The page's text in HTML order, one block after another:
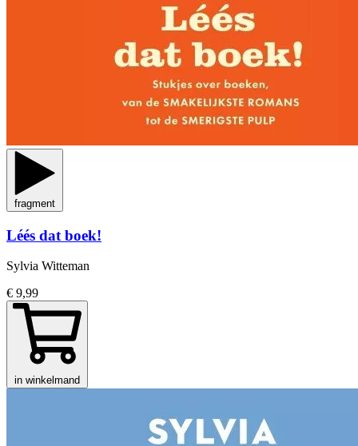
fragment
Léés dat boek!
Sylvia Witteman
€ 9,99
in winkelmand